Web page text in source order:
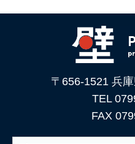
〒656-1521 兵
TEL
FAX